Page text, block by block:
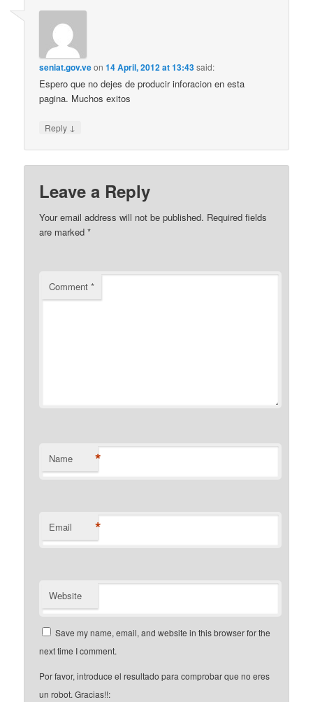
seniat.gov.veon14 April, 2012 at 13:43said:
Espero que no dejes de producir inforacion en esta
pagina. Muchos exitos
Reply ↓
Leave a Reply
Your email address will not be published. Required fields
are marked*
Comment*
Name *
Email *
Website
Save my name, email, and website in this browser for the
next time I comment.
Por favor, introduce el resultado para comprobar que no eres
un robot. Gracias!!: